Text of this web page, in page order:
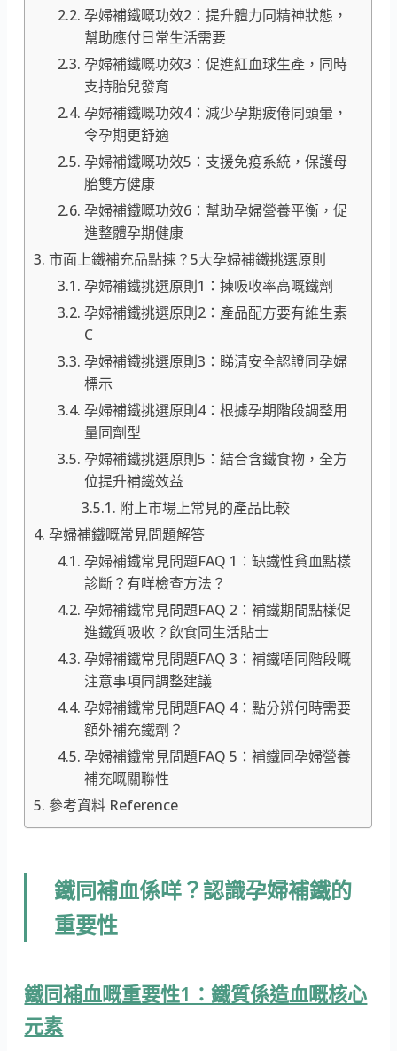
孕婦補鐵嘅功效2：提升體力同精神狀態，
幫助應付日常生活需要
孕婦補鐵嘅功效3：促進紅血球生產，同時
支持胎兒發育
孕婦補鐵嘅功效4：減少孕期疲倦同頭暈，
令孕期更舒適
孕婦補鐵嘅功效5：支援免疫系統，保護母
胎雙方健康
孕婦補鐵嘅功效6：幫助孕婦營養平衡，促
進整體孕期健康
市面上鐵補充品點揀？5大孕婦補鐵挑選原則
孕婦補鐵挑選原則1：揀吸收率高嘅鐵劑
孕婦補鐵挑選原則2：產品配方要有維生素
C
孕婦補鐵挑選原則3：睇清安全認證同孕婦
標示
孕婦補鐵挑選原則4：根據孕期階段調整用
量同劑型
孕婦補鐵挑選原則5：結合含鐵食物，全方
位提升補鐵效益
附上市場上常見的產品比較
孕婦補鐵嘅常見問題解答
孕婦補鐵常見問題FAQ 1：缺鐵性貧血點樣
診斷？有咩檢查方法？
孕婦補鐵常見問題FAQ 2：補鐵期間點樣促
進鐵質吸收？飲食同生活貼士
孕婦補鐵常見問題FAQ 3：補鐵唔同階段嘅
注意事項同調整建議
孕婦補鐵常見問題FAQ 4：點分辨何時需要
額外補充鐵劑？
孕婦補鐵常見問題FAQ 5：補鐵同孕婦營養
補充嘅關聯性
參考資料 Reference
鐵同補血係咩？認識孕婦補鐵的
重要性
鐵同補血嘅重要性1：鐵質係造血嘅核心
元素